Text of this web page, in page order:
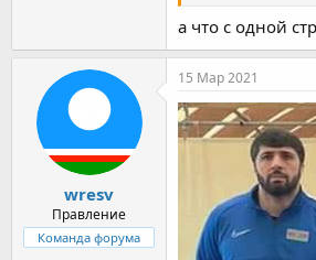
Simone Vincenzo
Vladimir EGOROV
Razvan Marian
Andrii YATSENKO
65kg
Vazgen
Haji ALIYEV (AZE)
Niurgun SKRIABIN
Vladimir
Juan Pablo
Ilman
а что с одной
wresv
Правление
Команда форума
15 Мар 2021